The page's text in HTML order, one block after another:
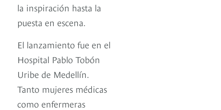
la inspiración hasta la
puesta en escena.
El lanzamiento fue en el
Hospital Pablo Tobón
Uribe de Medellín.
Tanto mujeres médicas
como enfermeras